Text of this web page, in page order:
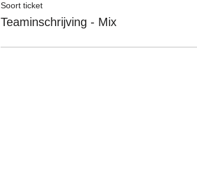
Soort ticket
Teaminschrijving - Mix